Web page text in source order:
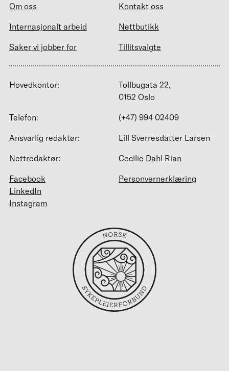
Om oss
Kontakt oss
Internasjonalt arbeid
Nettbutikk
Saker vi jobber for
Tillitsvalgte
Hovedkontor:
Tollbugata 22,
0152 Oslo
Telefon:
(+47) 994 02409
Ansvarlig redaktør:
Lill Sverresdatter Larsen
Nettredaktør:
Cecilie Dahl Rian
Facebook
LinkedIn
Instagram
Personvernerklæring